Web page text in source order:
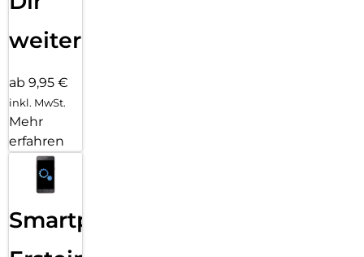
weiter
ab 9,95 €
inkl. MwSt.
Mehr
erfahren
Smartphone